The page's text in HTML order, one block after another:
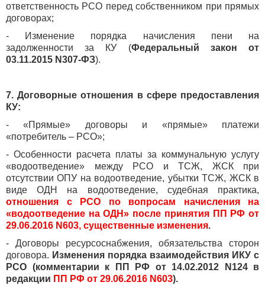
ответственность РСО перед собственником при прямых
договорах;
- Изменение порядка начисления пени на
задолженности за КУ (Федеральный закон от
03.11.2015 N307-ФЗ).
7. Договорные отношения в сфере предоставления
КУ:
- «Прямые» договоры и «прямые» платежи
«потребитель – РСО»;
- Особенности расчета платы за коммунальную услугу
«водоотведение» между РСО и ТСЖ, ЖСК при
отсутствии ОПУ на водоотведение, убытки ТСЖ, ЖСК в
виде ОДН на водоотведение, судебная практика,
отношения с РСО по вопросам начисления на
«водоотведение на ОДН» после принятия ПП РФ от
29.06.2016 N603, существенные изменения.
- Договоры ресурсоснабжения, обязательства сторон
договора. Изменения порядка взаимодействия ИКУ с
РСО (комментарии к ПП РФ от 14.02.2012 N124 в
редакции ПП РФ от 29.06.2016 N603).